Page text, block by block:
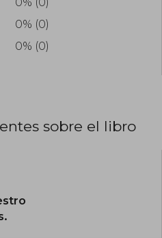
0% (0)
0% (0)
0% (0)
sobre el libro